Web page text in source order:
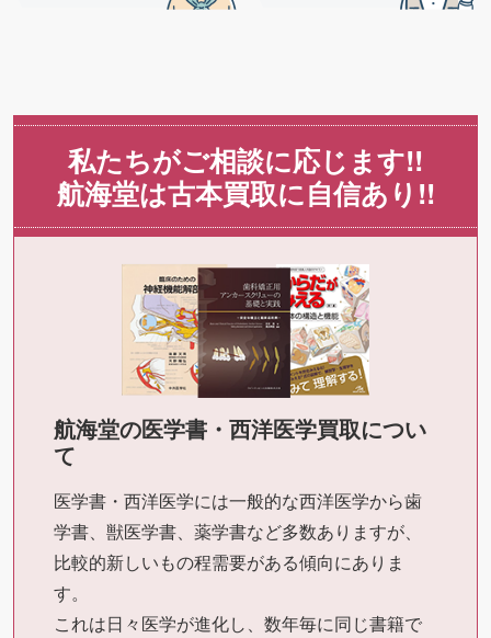
私たちがご相談に応じます!!
航海堂は古本買取に自信あり!!
航海堂の医学書・西洋医学買取につい
て
医学書・西洋医学には一般的な西洋医学から歯
学書、獣医学書、薬学書など多数ありますが、
比較的新しいもの程需要がある傾向にありま
す。
これは日々医学が進化し、数年毎に同じ書籍で